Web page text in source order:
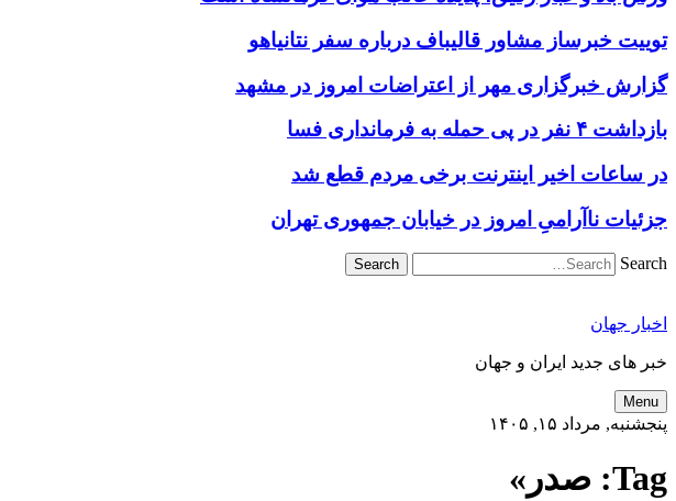
توییت خبرساز مشاور قالیباف درباره سفر نتانیاهو
گزارش خبرگزاری مهر از اعتراضات امروز در مشهد
بازداشت ۴ نفر در پی حمله به فرمانداری فسا
در ساعات اخیر اینترنت برخی مردم قطع شد
جزئیات ناآرامیِ امروز در خیابان جمهوری تهران
Search
اخبار جهان
خبر های جدید ایران و جهان
Menu
پنجشنبه, مرداد ۱۵, ۱۴۰۵
Tag: صدر»